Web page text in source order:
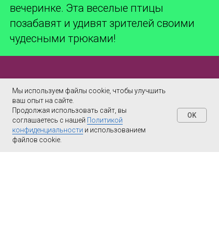
вечеринке. Эта веселые птицы
позабавят и удивят зрителей своими
чудесными трюками!
Хотите заказать ШОУ
ПОПУГАЕВ на праздник?
Мы используем файлы cookie, чтобы улучшить
ваш опыт на сайте.
Продолжая использовать сайт, вы
соглашаетесь с нашей Политикой
конфиденциальности и использованием
файлов cookie.
OK